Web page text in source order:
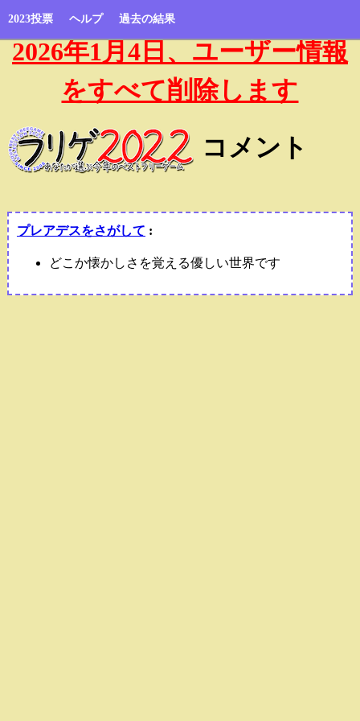
2023投票 ヘルプ 過去の結果
2026年1月4日、ユーザー情報
をすべて削除します
コメント
プレアデスをさがして :
どこか懐かしさを覚える優しい世界です